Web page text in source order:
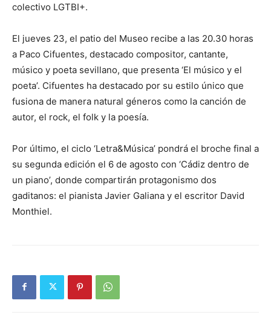
colectivo LGTBI+.
El jueves 23, el patio del Museo recibe a las 20.30 horas
a Paco Cifuentes, destacado compositor, cantante,
músico y poeta sevillano, que presenta ‘El músico y el
poeta’. Cifuentes ha destacado por su estilo único que
fusiona de manera natural géneros como la canción de
autor, el rock, el folk y la poesía.
Por último, el ciclo ‘Letra&Música’ pondrá el broche final a
su segunda edición el 6 de agosto con ‘Cádiz dentro de
un piano’, donde compartirán protagonismo dos
gaditanos: el pianista Javier Galiana y el escritor David
Monthiel.